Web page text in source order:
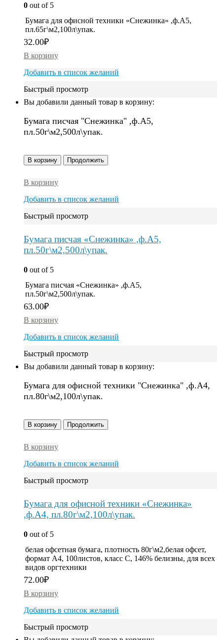
0 out of 5
Бумага для офисной техники «Снежинка» ,ф.А5,
пл.65г\м2,100л\упак.
32.00₽
В корзину
Добавить в список желаний
Быстрый просмотр
Вы добавили данный товар в корзину:
Бумага писчая "Снежинка" ,ф.А5,
пл.50г\м2,500л\упак.
В корзину Продолжить
В корзину
Добавить в список желаний
Быстрый просмотр
Бумага писчая «Снежинка» ,ф.А5,
пл.50г\м2,500л\упак.
0 out of 5
Бумага писчая «Снежинка» ,ф.А5,
пл.50г\м2,500л\упак.
63.00₽
В корзину
Добавить в список желаний
Быстрый просмотр
Вы добавили данный товар в корзину:
Бумага для офисной техники "Снежинка" ,ф.А4,
пл.80г\м2,100л\упак.
В корзину Продолжить
В корзину
Добавить в список желаний
Быстрый просмотр
Бумага для офисной техники «Снежинка»
,ф.А4, пл.80г\м2,100л\упак.
0 out of 5
белая офсетная бумага, плотность 80г\м2,белая офсет,
формат А4, 100листов, класс С, 146% белизны, для всех
видов оргтехники
72.00₽
В корзину
Добавить в список желаний
Быстрый просмотр